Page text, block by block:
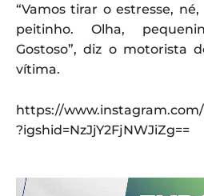
“Vamos tirar o estresse,
peitinho. Olha,
Gostoso”, diz o motorista
vítima.
https://
?igshid=NzJjY2FjNWJiZg==